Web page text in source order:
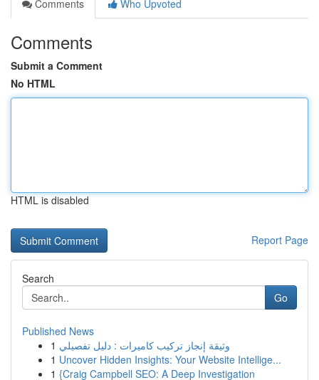
Comments
Who Upvoted
Comments
Submit a Comment
No HTML
HTML is disabled
Report Page
Search
Go
Published News
1 وثيقة إنجاز تركيب كاميرات : دليل تفصيلي
1 Uncover Hidden Insights: Your Website Intellige...
1 {Craig Campbell SEO: A Deep Investigation